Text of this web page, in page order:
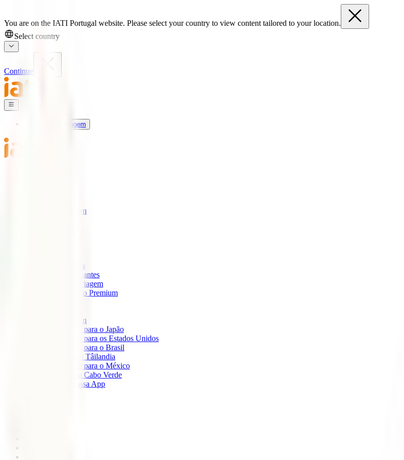
You are on the IATI Portugal website. Please select your country to view content tailored to your location.
Select country
Continue
Seguros de Viagem
Seguros de Viagem
IATI Escapadinhas
IATI Grandes Viajantes
IATI Anual Multiviagem
IATI Cancelamento Premium
Seguros de Viagem
Seguro de viagem para o Japão
Seguro de viagem para os Estados Unidos
Seguro de viagem para o Brasil
Seguro de Viagem Tâilandia
Seguro de viagem para o México
Seguro de viagem Cabo Verde
Descarregue a nossa App